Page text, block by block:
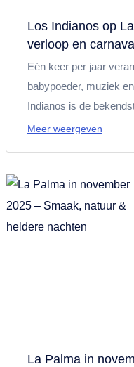
Los Indianos op
verloop en
Eén keer per jaar
babypoeder, muziek
Indianos is de
traditioneel feest met
La Negra Tomasa en
Meer weergeven
La Palma in